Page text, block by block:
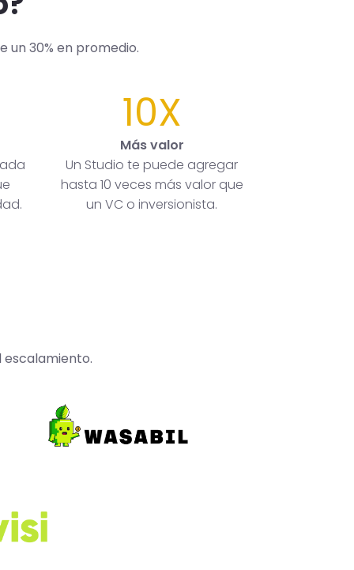
un 30% en promedio.
10X
Más valor
Un Studio te puede agregar
hasta 10 veces más valor que
un VC o inversionista.